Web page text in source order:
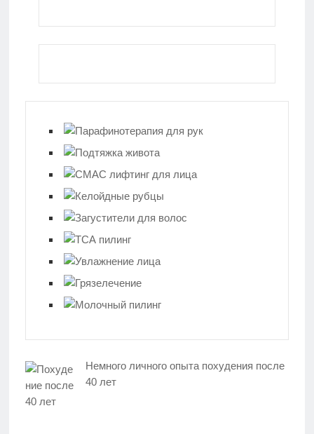
Немного личного опыта похудения после
40 лет